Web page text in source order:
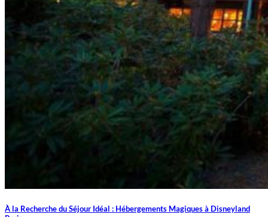
À la Recherche du Séjour Idéal : Hébergements Magiques à Disneyland